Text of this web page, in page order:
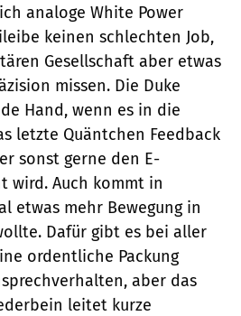
analoge White Power
keinen schlechten Job,
Gesellschaft aber etwas
missen. Die Duke
Hand, wenn es in die
letzte Quäntchen Feedback
sonst gerne den E-
wird. Auch kommt in
etwas mehr Bewegung in
Dafür gibt es bei aller
ordentliche Packung
aber das
leitet kurze